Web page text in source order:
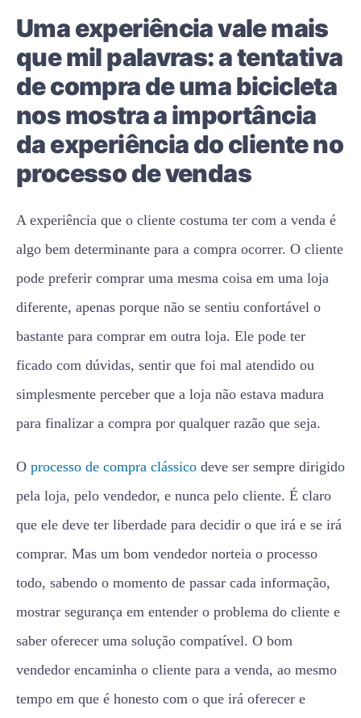
Uma experiência vale mais
que mil palavras: a tentativa
de compra de uma bicicleta
nos mostra a importância
da experiência do cliente no
processo de vendas
A experiência que o cliente costuma ter com a venda é
algo bem determinante para a compra ocorrer. O cliente
pode preferir comprar uma mesma coisa em uma loja
diferente, apenas porque não se sentiu confortável o
bastante para comprar em outra loja. Ele pode ter
ficado com dúvidas, sentir que foi mal atendido ou
simplesmente perceber que a loja não estava madura
para finalizar a compra por qualquer razão que seja.
O processo de compra clássico deve ser sempre dirigido
pela loja, pelo vendedor, e nunca pelo cliente. É claro
que ele deve ter liberdade para decidir o que irá e se irá
comprar. Mas um bom vendedor norteia o processo
todo, sabendo o momento de passar cada informação,
mostrar segurança em entender o problema do cliente e
saber oferecer uma solução compatível. O bom
vendedor encaminha o cliente para a venda, ao mesmo
tempo em que é honesto com o que irá oferecer e